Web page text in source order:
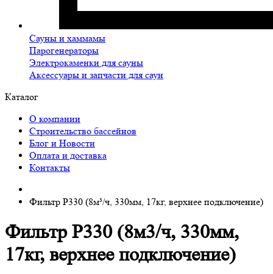
Сауны и хаммамы
Парогенераторы
Электрокаменки для сауны
Аксессуары и запчасти для саун
Каталог
О компании
Строительство бассейнов
Блог и Новости
Оплата и доставка
Контакты
Фильтр P330 (8м³/ч, 330мм, 17кг, верхнее подключение)
Фильтр P330 (8м3/ч, 330мм,
17кг, верхнее подключение)